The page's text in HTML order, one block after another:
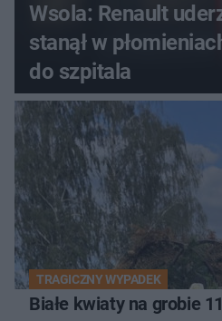
Wsola: Renault
stanął w
do szpitala
TRAGICZNY WYPADEK
Białe kwiaty na grobie